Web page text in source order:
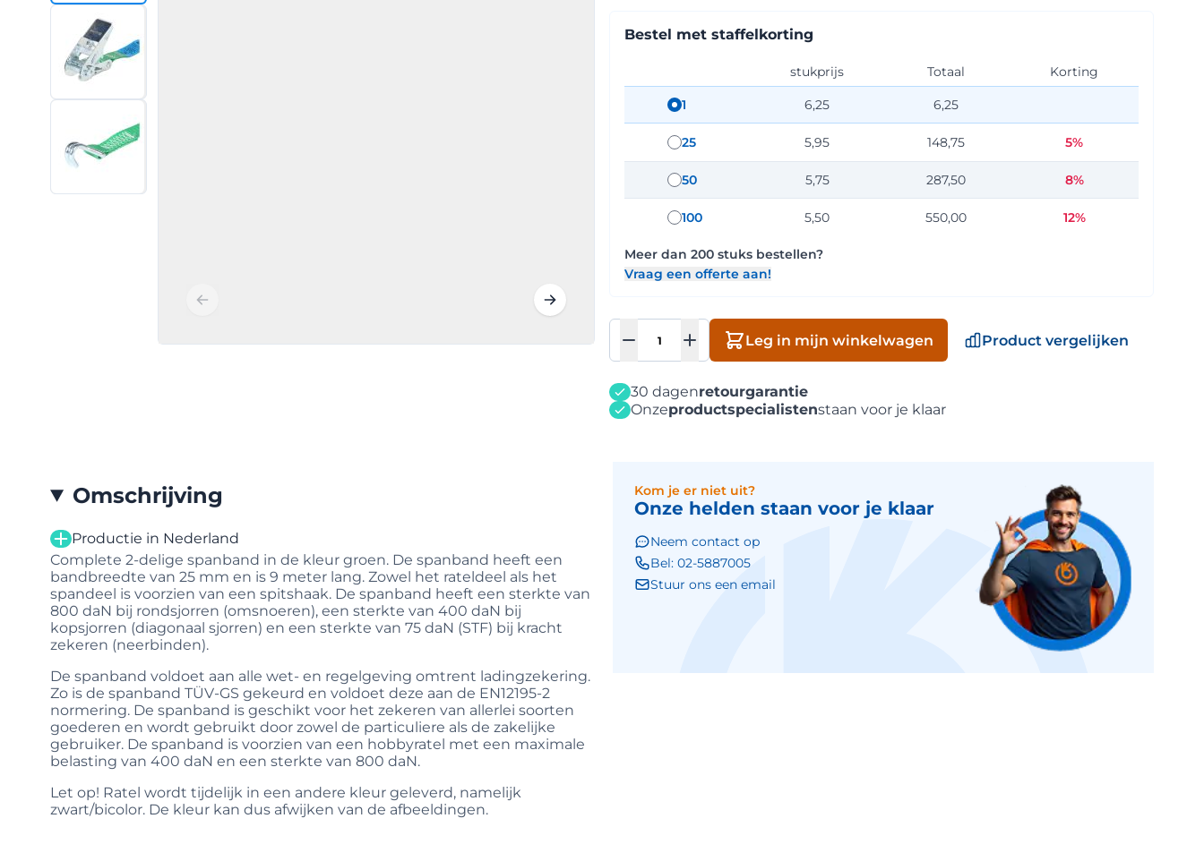
Bestel met staffelkorting
stukprijs Totaal Korting
staffel hoeveelheid: 1
1 6,25 6,25
staffel hoeveelheid: 25
25 5,95 148,75 5%
staffel hoeveelheid: 50
50 5,75 287,50 8%
staffel hoeveelheid: 100
100 5,50 550,00 12%
Meer dan 200 stuks bestellen?
Vraag een offerte aan!
Aantal
Leg in mijn winkelwagen
Product vergelijken
30 dagenretourgarantie
Onzeproductspecialistenstaan voor je klaar
Omschrijving
Productie in Nederland
Complete 2-delige spanband in de kleur groen. De spanband heeft een
bandbreedte van 25 mm en is 9 meter lang. Zowel het rateldeel als het
spandeel is voorzien van een spitshaak. De spanband heeft een sterkte van
800 daN bij rondsjorren (omsnoeren), een sterkte van 400 daN bij
kopsjorren (diagonaal sjorren) en een sterkte van 75 daN (STF) bij kracht
zekeren (neerbinden).
De spanband voldoet aan alle wet- en regelgeving omtrent ladingzekering.
Zo is de spanband TÜV-GS gekeurd en voldoet deze aan de EN12195-2
normering. De spanband is geschikt voor het zekeren van allerlei soorten
goederen en wordt gebruikt door zowel de particuliere als de zakelijke
gebruiker. De spanband is voorzien van een hobbyratel met een maximale
belasting van 400 daN en een sterkte van 800 daN.
Let op! Ratel wordt tijdelijk in een andere kleur geleverd, namelijk
zwart/bicolor. De kleur kan dus afwijken van de afbeeldingen.
Kom je er niet uit?
Onze helden staan voor je klaar
Neem contact op
Bel: 02-5887005
Stuur ons een email